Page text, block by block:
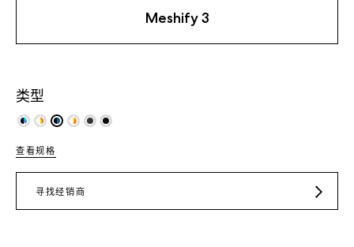
Meshify 3
类型
查看规格
寻找经销商